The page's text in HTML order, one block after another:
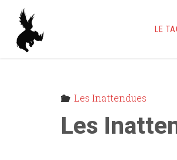
content
LE
Les Inattendues
Les